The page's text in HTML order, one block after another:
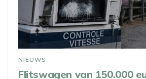
NIEUWS
Flitswagen van 150.000